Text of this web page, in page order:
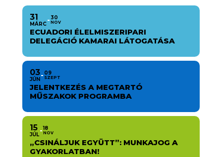
31
MÁRC
30
NOV
ECUADORI ÉLELMISZERIPARI
DELEGÁCIÓ KAMARAI LÁTOGATÁSA
03
JÚN
09
SZEPT
JELENTKEZÉS A MEGTARTÓ
MŰSZAKOK PROGRAMBA
15
JÚL
18
NOV
„CSINÁLJUK EGYÜTT”: MUNKAJOG A
GYAKORLATBAN!